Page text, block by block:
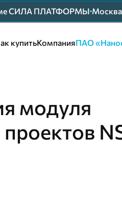
СИЛА ПЛАТФОРМЫ Москва
купитьКомпанияПАО
модуля